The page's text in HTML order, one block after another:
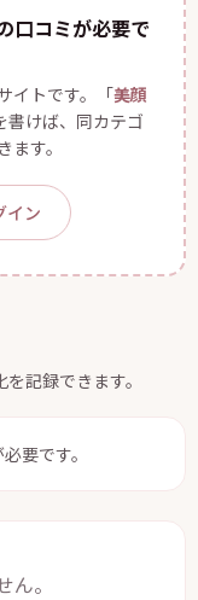
口コミが必要で
イトです。「美顔
書けば、同カテゴ
す。
イン
記録できます。
要です。
。